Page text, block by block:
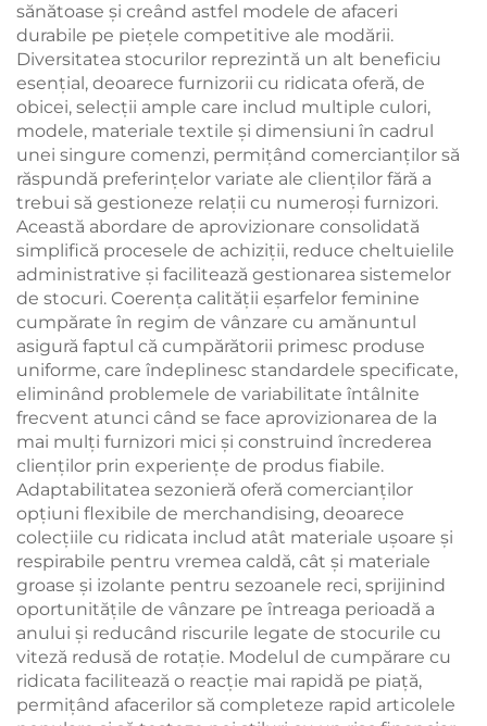
sănătoase și creând astfel modele de afaceri
durabile pe piețele competitive ale modării.
Diversitatea stocurilor reprezintă un alt beneficiu
esențial, deoarece furnizorii cu ridicata oferă, de
obicei, selecții ample care includ multiple culori,
modele, materiale textile și dimensiuni în cadrul
unei singure comenzi, permițând comercianților să
răspundă preferințelor variate ale clienților fără a
trebui să gestioneze relații cu numeroși furnizori.
Această abordare de aprovizionare consolidată
simplifică procesele de achiziții, reduce cheltuielile
administrative și facilitează gestionarea sistemelor
de stocuri. Coerența calității eșarfelor feminine
cumpărate în regim de vânzare cu amănuntul
asigură faptul că cumpărătorii primesc produse
uniforme, care îndeplinesc standardele specificate,
eliminând problemele de variabilitate întâlnite
frecvent atunci când se face aprovizionarea de la
mai mulți furnizori mici și construind încrederea
clienților prin experiențe de produs fiabile.
Adaptabilitatea sezonieră oferă comercianților
opțiuni flexibile de merchandising, deoarece
colecțiile cu ridicata includ atât materiale ușoare și
respirabile pentru vremea caldă, cât și materiale
groase și izolante pentru sezoanele reci, sprijinind
oportunitățile de vânzare pe întreaga perioadă a
anului și reducând riscurile legate de stocurile cu
viteză redusă de rotație. Modelul de cumpărare cu
ridicata facilitează o reacție mai rapidă pe piață,
permițând afacerilor să completeze rapid articolele